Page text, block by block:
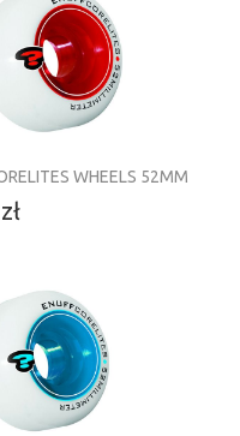
WHEELS 52MM